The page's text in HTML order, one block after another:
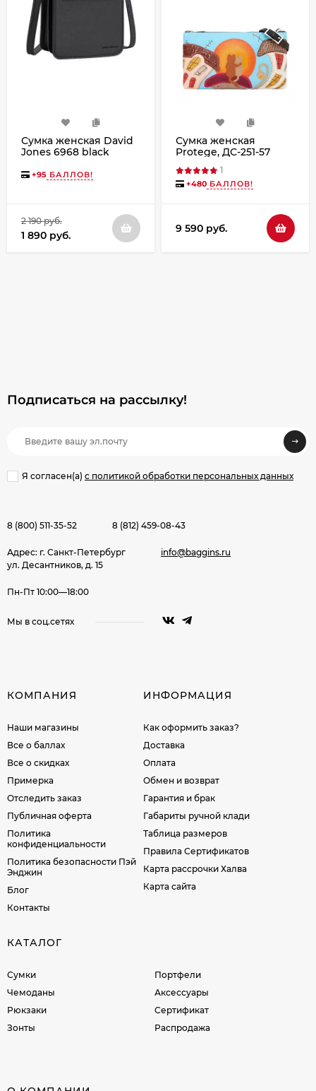
Сумка женская David
Jones 6968 black
+95 БАЛЛОВ!
2 190 руб.
1 890 руб.
Сумка женская
Protege, ДС-251-57
чёрная 1
+480 БАЛЛОВ!
9 590 руб.
Подписаться на рассылкy!
Я согласен(a) с политикой обработки персональных данных
8 (800) 511-35-52 8 (812) 459-08-43
Адрес: г. Санкт-Петербург
ул. Десантников, д. 15
info@baggins.ru
Пн-Пт 10:00—18:00
Мы в соц.сетях
КОМПАНИЯ
Наши магазины
Все о баллах
Все о скидках
Примерка
Отследить заказ
Публичная оферта
Политика
конфиденциальности
Политика безопасности Пэй
Энджин
Блог
Контакты
ИНФОРМАЦИЯ
Как оформить заказ?
Доставка
Оплата
Обмен и возврат
Гарантия и брак
Габариты ручной клади
Таблица размеров
Правила Сертификатов
Карта рассрочки Халва
Карта сайта
КАТАЛОГ
Сумки
Чемоданы
Рюкзаки
Зонты
Портфели
Аксессуары
Сертификат
Распродажа